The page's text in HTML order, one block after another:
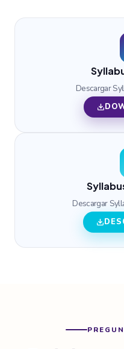
Descargar
Descargar